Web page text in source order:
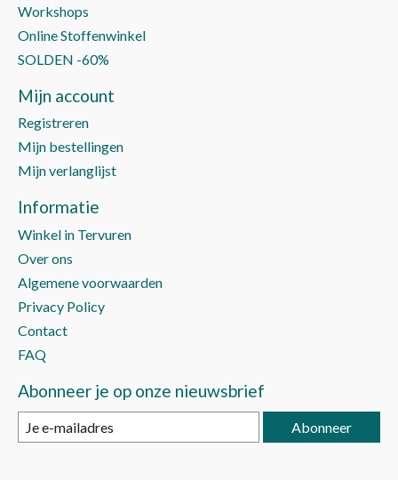
Workshops
Online Stoffenwinkel
SOLDEN -60%
Mijn account
Registreren
Mijn bestellingen
Mijn verlanglijst
Informatie
Winkel in Tervuren
Over ons
Algemene voorwaarden
Privacy Policy
Contact
FAQ
Abonneer je op onze nieuwsbrief
Abonneer